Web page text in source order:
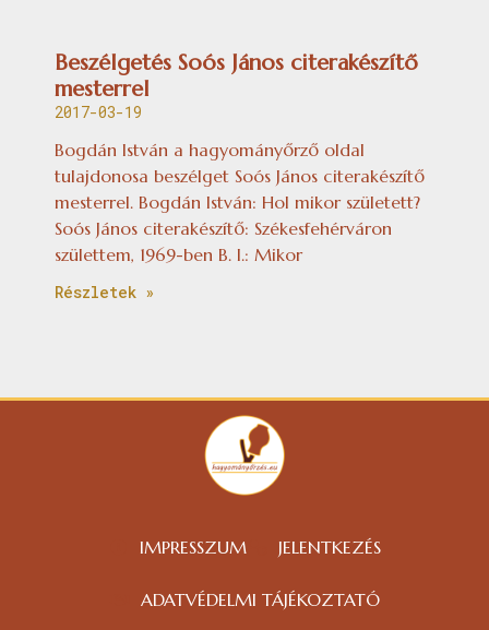
Beszélgetés Soós János citerakészítő
mesterrel
2017-03-19
Bogdán István a hagyományőrző oldal
tulajdonosa beszélget Soós János citerakészítő
mesterrel. Bogdán István: Hol mikor született?
Soós János citerakészítő: Székesfehérváron
születtem, 1969-ben B. I.: Mikor
Részletek »
IMPRESSZUM JELENTKEZÉS
ADATVÉDELMI TÁJÉKOZTATÓ